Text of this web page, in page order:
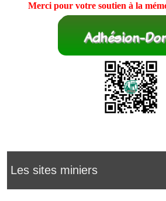
Merci pour votre soutien à la
Les sites miniers